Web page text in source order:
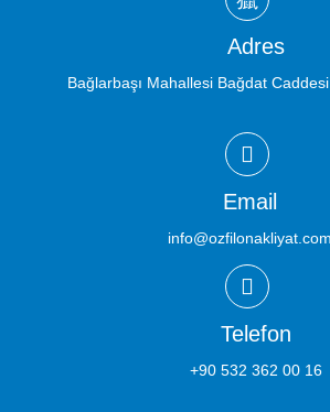
Adres
Bağlarbaşı Mahallesi Bağdat
Email
info@ozfilonakliyat.com
Telefon
+90 532 362 00 16